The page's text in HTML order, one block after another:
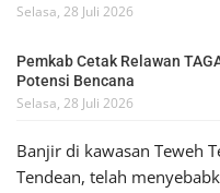
Selasa, 28 Juli 2026
Pemkab Cetak Relawan
Potensi Bencana
Selasa, 28 Juli 2026
Banjir di kawasan Teweh
Tendean, telah